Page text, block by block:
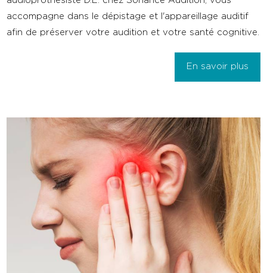
accompagne dans le dépistage et l'appareillage auditif
afin de préserver votre audition et votre santé cognitive.
En savoir plus